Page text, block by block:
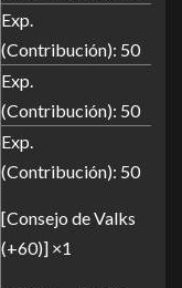
Exp.
(Contribución): 50
Exp.
(Contribución): 50
Exp.
(Contribución): 50
[Consejo de Valks
(+60)] ×1